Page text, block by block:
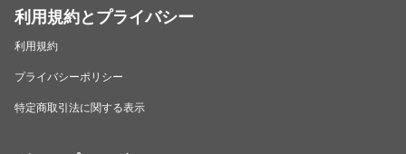
利用規約とプライバシー
利用規約
プライバシーポリシー
特定商取引法に関する表示